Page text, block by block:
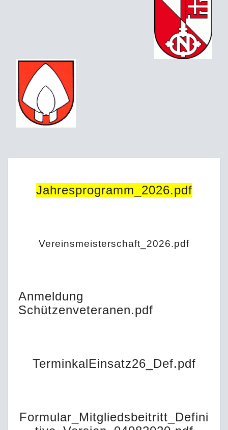
Jahresprogramm_2026.pdf
Vereinsmeisterschaft_2026.pdf
Anmeldung
Schützenveteranen.pdf
TerminkalEinsatz26_Def.pdf
Formular_Mitgliedsbeitritt_Defini